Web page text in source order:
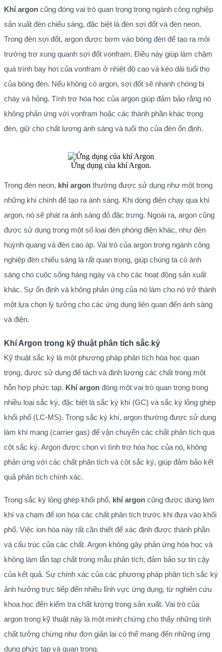
Khí argon cũng đóng vai trò quan trọng trong ngành công nghiệp
sản xuất đèn chiếu sáng, đặc biệt là đèn sợi đốt và đèn neon.
Trong đèn sợi đốt, argon được bơm vào bóng đèn để tạo ra môi
trường trơ xung quanh sợi đốt vonfram. Điều này giúp làm chậm
quá trình bay hơi của vonfram ở nhiệt độ cao và kéo dài tuổi thọ
của bóng đèn. Nếu không có argon, sợi đốt sẽ nhanh chóng bị
cháy và hỏng. Tính trơ hóa học của argon giúp đảm bảo rằng nó
không phản ứng với vonfram hoặc các thành phần khác trong
đèn, giữ cho chất lượng ánh sáng và tuổi thọ của đèn ổn định.
Ứng dụng của khí Argon.
Trong đèn neon, khí argon thường được sử dụng như một trong
những khí chính để tạo ra ánh sáng. Khi dòng điện chạy qua khí
argon, nó sẽ phát ra ánh sáng đỏ đặc trưng. Ngoài ra, argon cũng
được sử dụng trong một số loại đèn phóng điện khác, như đèn
huỳnh quang và đèn cao áp. Vai trò của argon trong ngành công
nghiệp đèn chiếu sáng là rất quan trọng, giúp chúng ta có ánh
sáng cho cuộc sống hàng ngày và cho các hoạt động sản xuất
khác. Sự ổn định và không phản ứng của nó làm cho nó trở thành
một lựa chọn lý tưởng cho các ứng dụng liên quan đến ánh sáng
và điện.
Khí Argon trong kỹ thuật phân tích sắc ký
Kỹ thuật sắc ký là một phương pháp phân tích hóa học quan
trọng, được sử dụng để tách và định lượng các chất trong một
hỗn hợp phức tạp. Khí argon đóng một vai trò quan trọng trong
nhiều loại sắc ký, đặc biệt là sắc ký khí (GC) và sắc ký lỏng ghép
khối phổ (LC-MS). Trong sắc ký khí, argon thường được sử dụng
làm khí mang (carrier gas) để vận chuyển các chất phân tích qua
cột sắc ký. Argon được chọn vì tính trơ hóa học của nó, không
phản ứng với các chất phân tích và cột sắc ký, giúp đảm bảo kết
quả phân tích chính xác.
Trong sắc ký lỏng ghép khối phổ, khí argon cũng được dùng làm
khí va chạm để ion hóa các chất phân tích trước khi đưa vào khối
phổ. Việc ion hóa này rất cần thiết để xác định được thành phần
và cấu trúc của các chất. Argon không gây phản ứng hóa học và
không làm lẫn tạp chất trong mẫu phân tích, đảm bảo sự tin cậy
của kết quả. Sự chính xác của các phương pháp phân tích sắc ký
ảnh hưởng trực tiếp đến nhiều lĩnh vực ứng dụng, từ nghiên cứu
khoa học đến kiểm tra chất lượng trong sản xuất. Vai trò của
argon trong kỹ thuật này là một minh chứng cho thấy những tính
chất tưởng chừng như đơn giản lại có thể mang đến những ứng
dụng phức tạp và quan trọng.